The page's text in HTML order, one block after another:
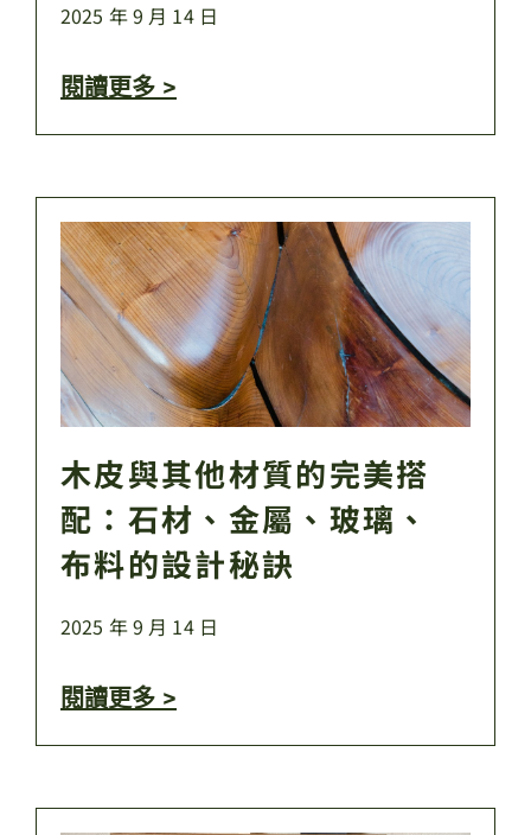
2025 年 9 月 14 日
閱讀更多 >
木皮與其他材質的完美搭
配：石材、金屬、玻璃、
布料的設計秘訣
2025 年 9 月 14 日
閱讀更多 >